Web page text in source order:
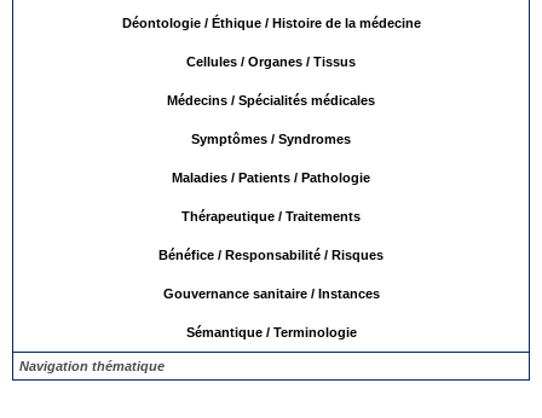
Déontologie / Éthique / Histoire de la médecine
Cellules / Organes / Tissus
Médecins / Spécialités médicales
Symptômes / Syndromes
Maladies / Patients / Pathologie
Thérapeutique / Traitements
Bénéfice / Responsabilité / Risques
Gouvernance sanitaire / Instances
Sémantique / Terminologie
Navigation thématique